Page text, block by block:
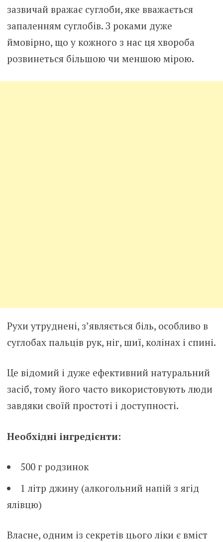
зазвичай вражає суглоби, яке вважається
запаленням суглобів. З роками дуже
ймовірно, що у кожного з нас ця хвороба
розвинеться більшою чи меншою мірою.
Рухи утруднені, з’являється біль, особливо в
суглобах пальців рук, ніг, шиї, колінах і спині.
Це відомий і дуже ефективний натуральний
засіб, тому його часто використовують люди
завдяки своїй простоті і доступності.
Необхідні інгредієнти:
500 г родзинок
1 літр джину (алкогольний напій з ягід
ялівцю)
Власне, одним із секретів цього ліки є вміст